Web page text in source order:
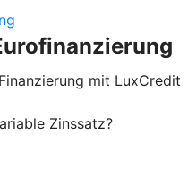
mit LuxCredit
Zinssatz?